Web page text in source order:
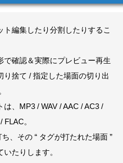
編集したり分割したりするこ
で確認＆実際にプレビュー再生
り捨て / 指定した場面の切り出
、MP3 / WAV / AAC / AC3 /
。
、その “ タグが打たれた場面 ”
たりします。